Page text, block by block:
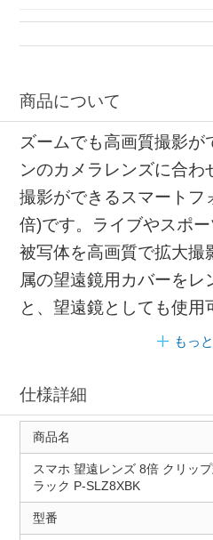
商品について
ズームでも高画質撮影が
ンのカメラレンズに合わ
撮影ができるスマートフ
倍)です。ライブやスポ
被写体を高画質で拡大撮
属の望遠鏡用カバーをレ
と、望遠鏡としても使用
もっ
仕様詳細
商品名
スマホ 望遠レンズ 8倍 クリッ
ラック P-SLZ8XBK
型番